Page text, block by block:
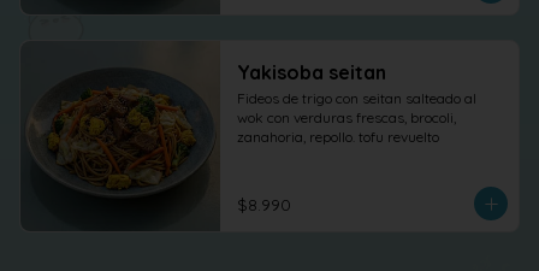
Yakisoba seitan
Fideos de trigo con seitan salteado al
wok con verduras frescas, brocoli,
zanahoria, repollo. tofu revuelto
$8.990